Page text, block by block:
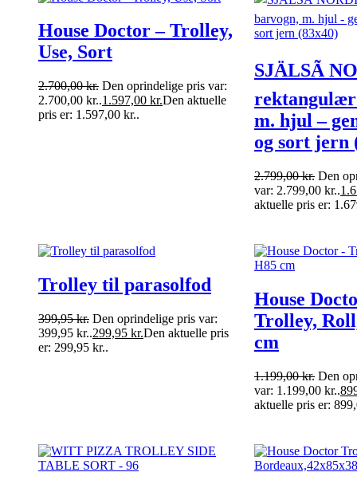
House Doctor – Trolley,
Use, Sort
2.700,00kr. Den oprindelige pris var:
2.700,00 kr..1.597,00 kr.Den aktuelle
pris er: 1.597,00 kr..
SJÄLSÃ
m. hjul –
og sort jern
2.799,00kr. Den
var: 2.799,00 kr..
aktuelle pris er:
Trolley til parasolfod
399,95kr. Den oprindelige pris var:
399,95 kr..299,95 kr.Den aktuelle pris
er: 299,95 kr..
House
Trolley,
cm
1.199,00kr. Den
var: 1.199,00 kr..
aktuelle pris er: